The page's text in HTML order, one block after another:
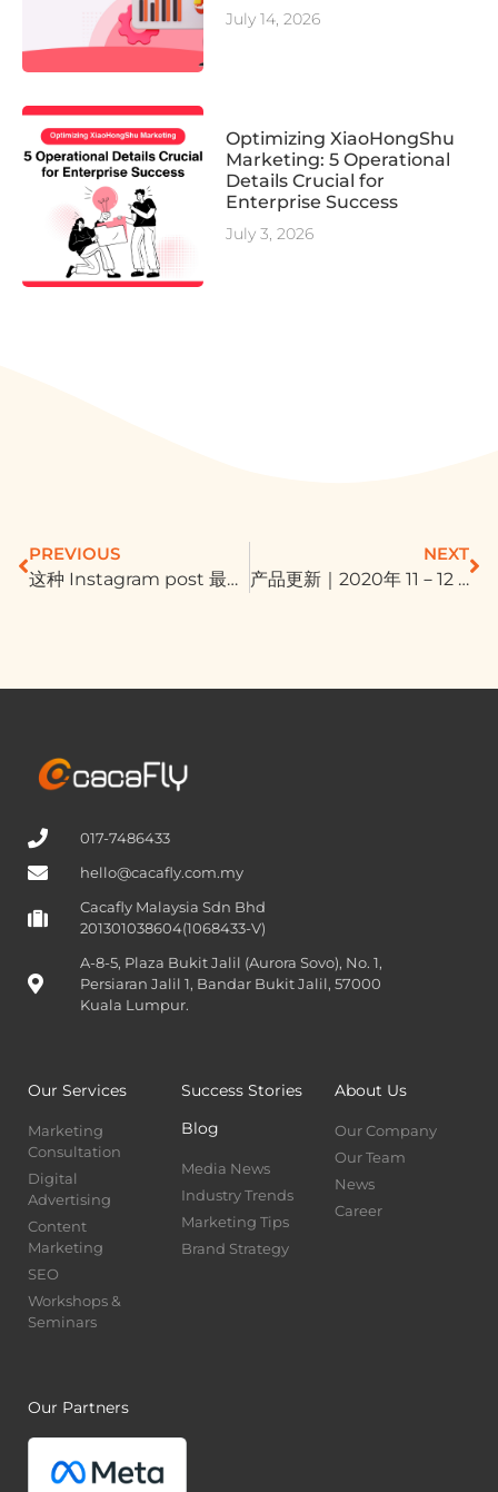
July 14, 2026
Optimizing XiaoHongShu
Marketing: 5 Operational
Details Crucial for
Enterprise Success
July 3, 2026
PREVIOUS
这种 Instagram post 最火！下次发帖，试试这 6 招
NEXT
产品更新｜2020年 11－12 月 Facebook ＆Instagram 更新整理
017-7486433
hello@cacafly.com.my
Cacafly Malaysia Sdn Bhd
201301038604(1068433-V)
A-8-5, Plaza Bukit Jalil (Aurora Sovo), No. 1,
Persiaran Jalil 1, Bandar Bukit Jalil, 57000
Kuala Lumpur.
Our Services
Marketing
Consultation
Digital
Advertising
Content
Marketing
SEO
Workshops &
Seminars
Success Stories
Blog
Media News
Industry Trends
Marketing Tips
Brand Strategy
About Us
Our Company
Our Team
News
Career
Our Partners